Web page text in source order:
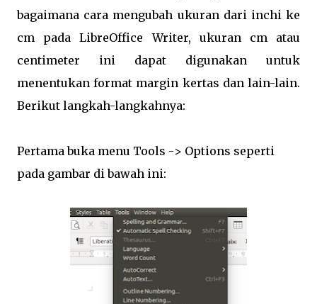
bagaimana cara mengubah ukuran dari inchi ke
cm pada LibreOffice Writer, ukuran cm atau
centimeter ini dapat digunakan untuk
menentukan format margin kertas dan lain-lain.
Berikut langkah-langkahnya:
Pertama buka menu Tools -> Options seperti
pada gambar di bawah ini: